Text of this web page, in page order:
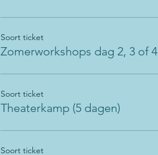
Soort ticket
Zomerworkshops dag 2, 3 of 4
Soort ticket
Theaterkamp (5 dagen)
Soort ticket